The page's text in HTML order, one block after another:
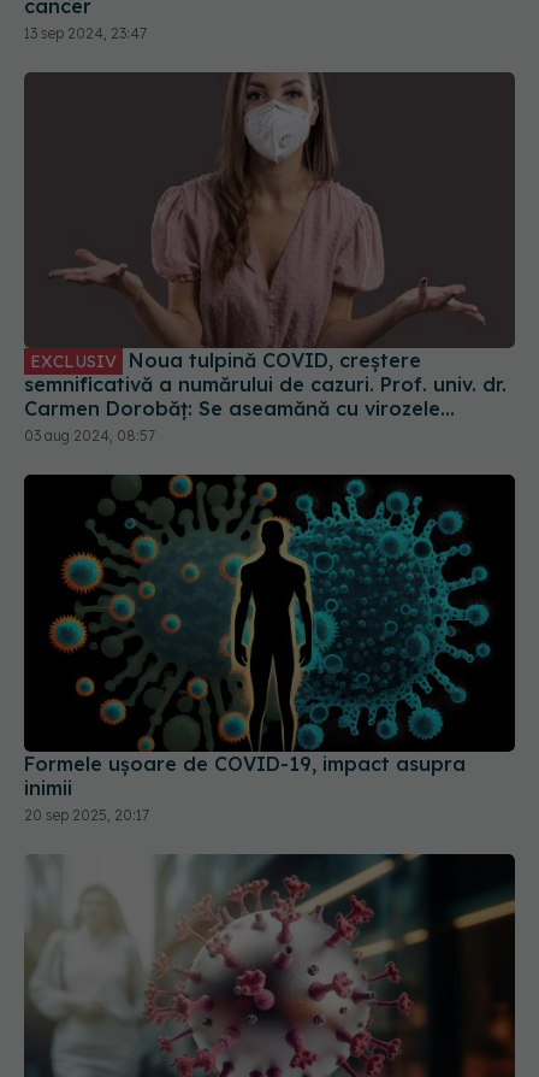
semnificativă a numărului de cazuri. Prof. univ. dr.
Carmen Dorobăț: Se aseamănă cu virozele
respiratorii. Nu necesită tratament simptomatic
03 aug 2024, 08:57
Formele ușoare de COVID-19, impact asupra
20 sep 2025, 20:17